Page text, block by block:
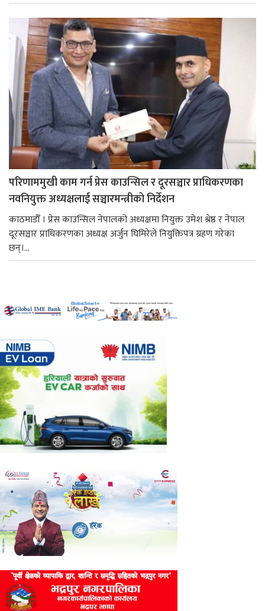
परिणाममुखी काम गर्न प्रेस काउन्सिल र दूरसञ्चार प्राधिकरणका
नवनियुक्त अध्यक्षलाई सञ्चारमन्त्रीको निर्देशन
काठमाडौँ । प्रेस काउन्सिल नेपालको अध्यक्षमा नियुक्त उमेश श्रेष्ठ र नेपाल
दूरसञ्चार प्राधिकरणका अध्यक्ष अर्जुन घिमिरेले नियुक्तिपत्र ग्रहण गरेका
छन्।...